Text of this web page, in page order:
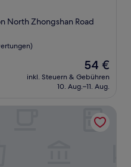
North Zhongshan Road
Der
Preis
beträgt
54 €
inkl. Steuern & Gebühren
10. Aug.–11. Aug.